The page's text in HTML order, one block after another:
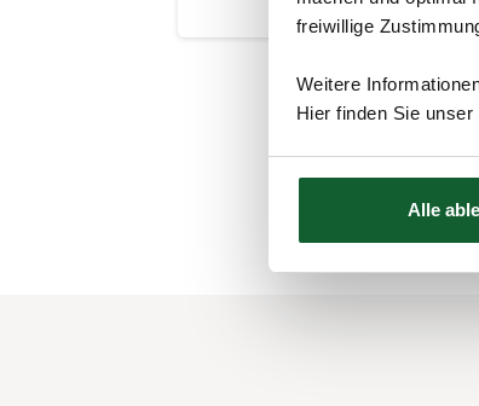
freiwillige
Weitere
Hier finden Sie unser
Alle